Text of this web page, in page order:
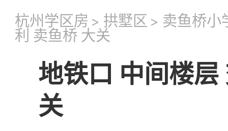
杭州学区房 > 拱墅区 > 卖鱼桥小
利 卖鱼桥 大关
地铁口 中间楼
关